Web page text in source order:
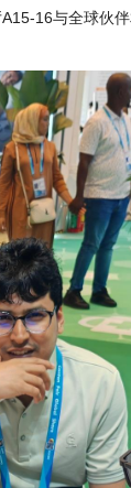
16与全球